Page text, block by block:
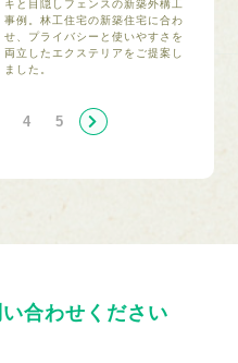
キと目隠しフェンスの新築外構工
事例。林工住宅の新築住宅に合わ
せ、プライバシーと使いやすさを
両立したエクステリアをご提案し
ました。
4 5
合わせください